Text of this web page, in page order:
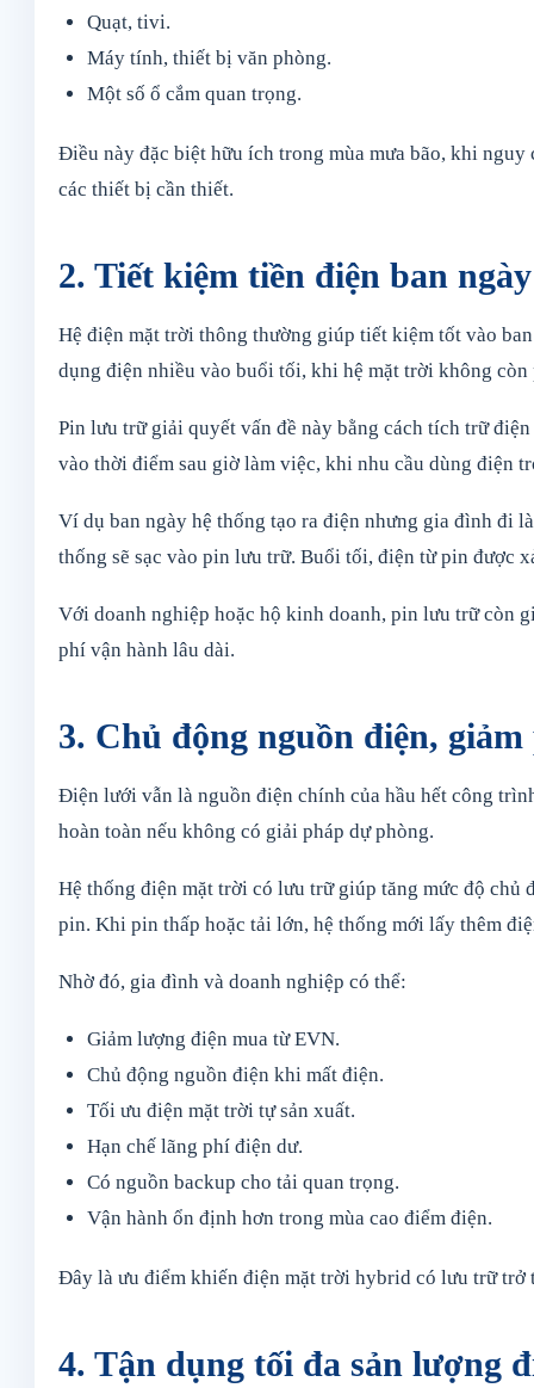
Quạt, tivi.
Máy tính, thiết bị văn phòng.
Một số ổ cắm quan trọng.
Điều này đặc biệt hữu ích trong mùa mưa bão, khi
các thiết bị cần thiết.
2. Tiết kiệm tiền điện ban
Hệ điện mặt trời thông thường giúp tiết kiệm tốt vào
dụng điện nhiều vào buổi tối, khi hệ mặt trời không còn
Pin lưu trữ giải quyết vấn đề này bằng cách tích trữ
vào thời điểm sau giờ làm việc, khi nhu cầu dùng điện
Ví dụ ban ngày hệ thống tạo ra điện nhưng gia đình đi
thống sẽ sạc vào pin lưu trữ. Buổi tối, điện từ pin được
Với doanh nghiệp hoặc hộ kinh doanh, pin lưu trữ còn
phí vận hành lâu dài.
3. Chủ động nguồn điện,
Điện lưới vẫn là nguồn điện chính của hầu hết công
hoàn toàn nếu không có giải pháp dự phòng.
Hệ thống điện mặt trời có lưu trữ giúp tăng mức độ
pin. Khi pin thấp hoặc tải lớn, hệ thống mới lấy thêm
Nhờ đó, gia đình và doanh nghiệp có thể:
Giảm lượng điện mua từ EVN.
Chủ động nguồn điện khi mất điện.
Tối ưu điện mặt trời tự sản xuất.
Hạn chế lãng phí điện dư.
Có nguồn backup cho tải quan trọng.
Vận hành ổn định hơn trong mùa cao điểm điện.
Đây là ưu điểm khiến điện mặt trời hybrid có lưu trữ trở
4. Tận dụng tối đa sản lượng